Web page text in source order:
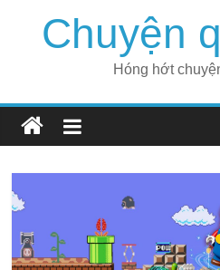
Chuyện
Hóng hớt